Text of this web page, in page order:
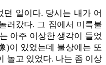
일이다. 당시는 내가 어
러갔다. 그 집에서 미륵불
아주 이상한 생각이 들었
)이 있었는데 불상에는 또
놀고 있었다. 나는 좀 이상